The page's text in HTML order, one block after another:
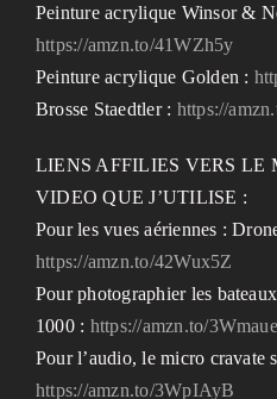
Peinture acrylique Winsor &
https://amzn.to/41WZh5y
Peinture acrylique Golden :
Brosse Staedtler : https://
LIENS AFFILIES VERS LE
VIDEO QUE J’UTILISE :
Pour les vues aériennes :
https://amzn.to/42Wux5Z
Pour photographier les
1000 : https://amzn.to/
Pour l’audio, le micro cravate
https://amzn.to/3WpIAyB